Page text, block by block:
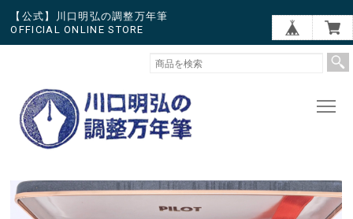
【公式】川口明弘の調整万年筆
OFFICIAL ONLINE STORE